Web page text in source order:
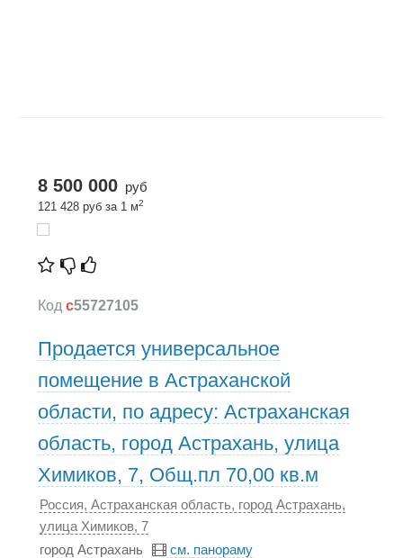
8 500 000 руб
121 428 руб за 1 м2
Код c55727105
Продается универсальное
помещение в Астраханской
области, по адресу: Астраханская
область, город Астрахань, улица
Химиков, 7, Общ.пл 70,00 кв.м
Россия, Астраханская область, город Астрахань,
улица Химиков, 7
город Астрахань
см. панораму